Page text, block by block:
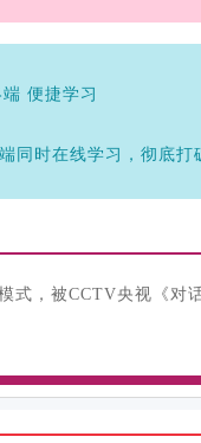
端 便捷学习
同时在线学习，彻底打
式，被CCTV央视《